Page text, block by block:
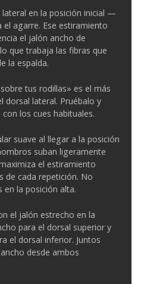
en la posición inicial —
el agarre. Ese estiramiento
el jalón ancho de
que trabaja las fibras que
la espalda.
tus rodillas» es el más
dorsal lateral. Pruébalo y
los cues habituales.
suave al llegar a la posición
suban ligeramente
el estiramiento
de cada repetición. No
en la posición alta.
el jalón estrecho en la
para el dorsal superior y
el dorsal inferior. Juntos
desde ambos